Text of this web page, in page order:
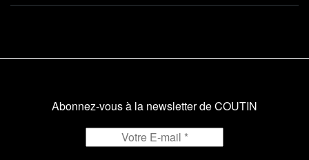
Abonnez-vous à la newsletter de COUTIN